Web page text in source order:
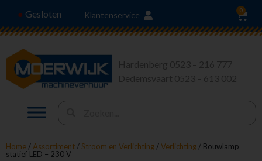
● Gesloten Klantenservice 0
Home / Assortiment / Stroom en Verlichting /Verlichting / Bouwlamp
statief LED – 230 V